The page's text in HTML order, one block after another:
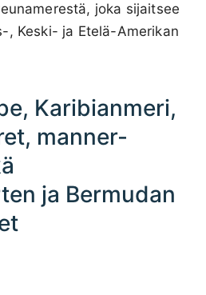
joka sijaitsee
, Keski- ja Etelä-Amerikan
Karibianmeri,
manner-
ja Bermudan